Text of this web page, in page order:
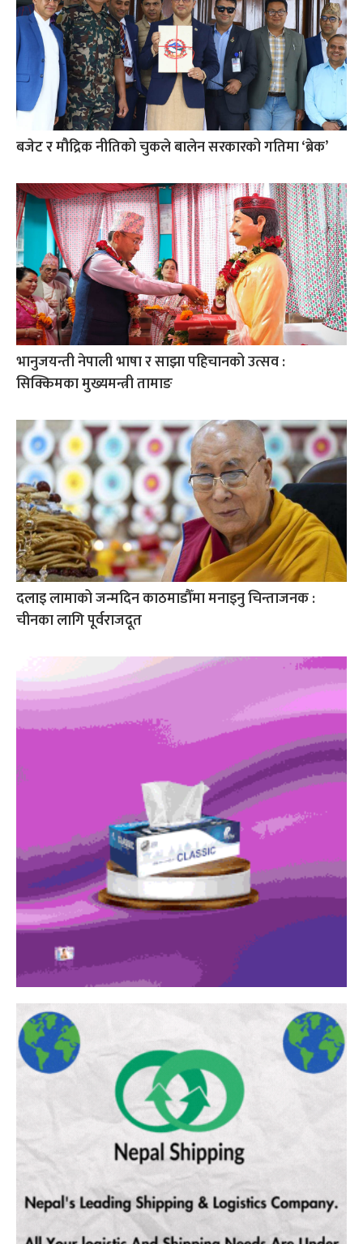
बजेट र मौद्रिक नीतिको चुकले बालेन सरकारको गतिमा ‘ब्रेक’
भानुजयन्ती नेपाली भाषा र साझा पहिचानको उत्सव :
सिक्किमका मुख्यमन्त्री तामाङ
दलाइ लामाको जन्मदिन काठमाडौँमा मनाइनु चिन्ताजनक :
चीनका लागि पूर्वराजदूत